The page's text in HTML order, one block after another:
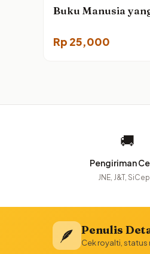
Buku Manusia
Rp 25,000
🚚
Pengiriman
JNE, J&T,
🪶 Penulis
Cek royalti,